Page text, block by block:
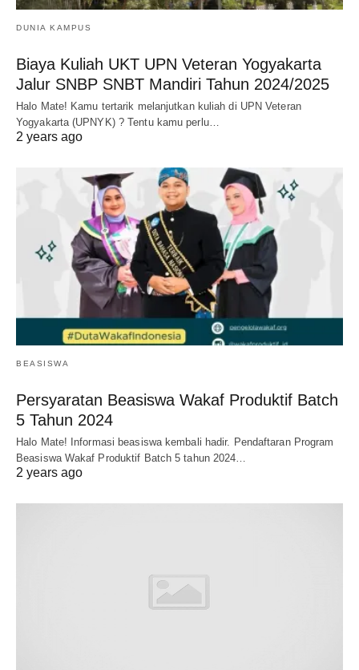
DUNIA KAMPUS
Biaya Kuliah UKT UPN Veteran Yogyakarta
Jalur SNBP SNBT Mandiri Tahun 2024/2025
Halo Mate! Kamu tertarik melanjutkan kuliah di UPN Veteran
Yogyakarta (UPNYK) ? Tentu kamu perlu…
2 years ago
BEASISWA
Persyaratan Beasiswa Wakaf Produktif Batch
5 Tahun 2024
Halo Mate! Informasi beasiswa kembali hadir. Pendaftaran Program
Beasiswa Wakaf Produktif Batch 5 tahun 2024…
2 years ago